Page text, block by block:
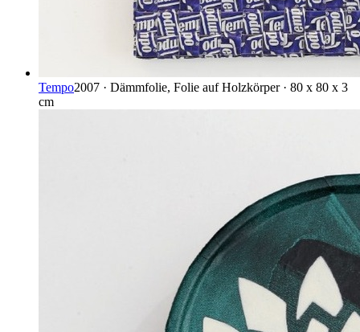
Tempo2007 · Dämmfolie, Folie auf Holzkörper · 80 x 80 x 3
cm